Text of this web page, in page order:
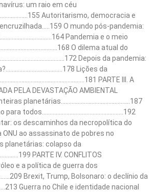
um raio em céu
Autoritarismo, democracia e
O mundo pós-pandemia:
Pandemia e o meio
O dilema atual do
Depois da pandemia:
Lições da
PARTE III. A
PELA DEVASTAÇÃO AMBIENTAL
planetárias………………………………………187
para todos……………………………………………..192
os descaminhos da necropolítica do
ao assassinato de pobres no
planetárias: colapso da
PARTE IV. CONFLITOS
e a política de guerra dos
Brexit, Trump, Bolsonaro: o declínio da
Guerra no Chile e identidade nacional